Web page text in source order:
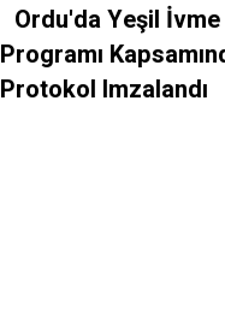
Ordu'da Yeşil
Programı
Protokol Imzalandı